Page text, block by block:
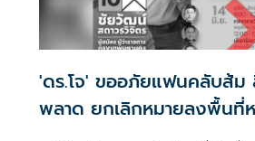
'ดร.โจ' ขออภัยแฟนคลับส้ม
พลาด ยกเลิกหมายลงพื้นที่